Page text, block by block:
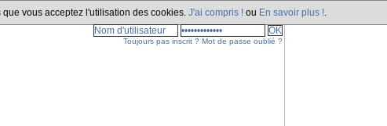
vous acceptez l'utilisation des cookies. J'ai compris ! ou En savoir plus !
Toujours pas inscrit ? Mot de passe oublié ?